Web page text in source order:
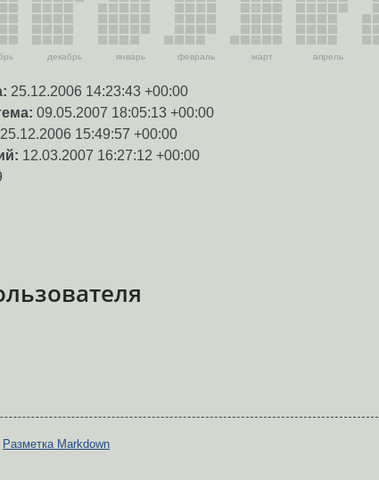
декабрь январь февраль март апрель
25.12.2006 14:23:43 +00:00
09.05.2007 18:05:13 +00:00
25.12.2006 15:49:57 +00:00
12.03.2007 16:27:12 +00:00
Разметка Markdown